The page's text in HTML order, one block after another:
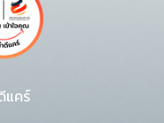
ร์